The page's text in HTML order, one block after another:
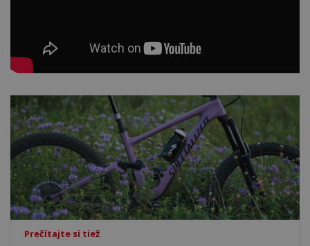
Prečítajte si tiež